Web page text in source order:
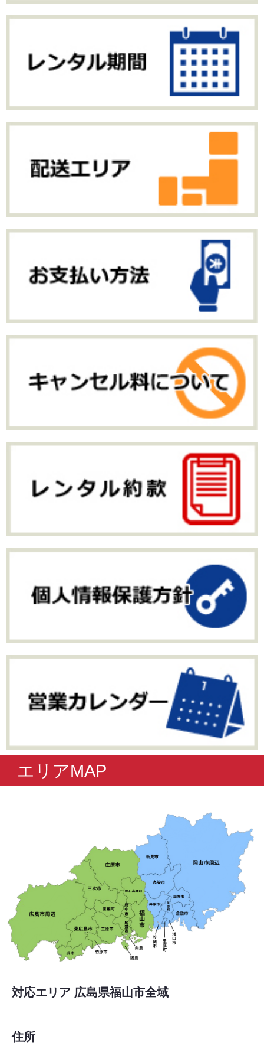
エリアMAP
対応エリア 広島県福山市全域
住所